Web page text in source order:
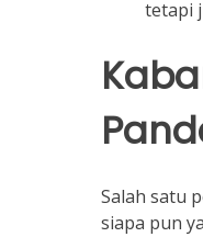
tetapi
Salah satu
siapa pun